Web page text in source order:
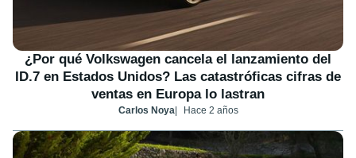
¿Por qué Volkswagen cancela el lanzamiento del
ID.7 en Estados Unidos? Las catastróficas cifras de
ventas en Europa lo lastran
Carlos Noya Hace 2 años